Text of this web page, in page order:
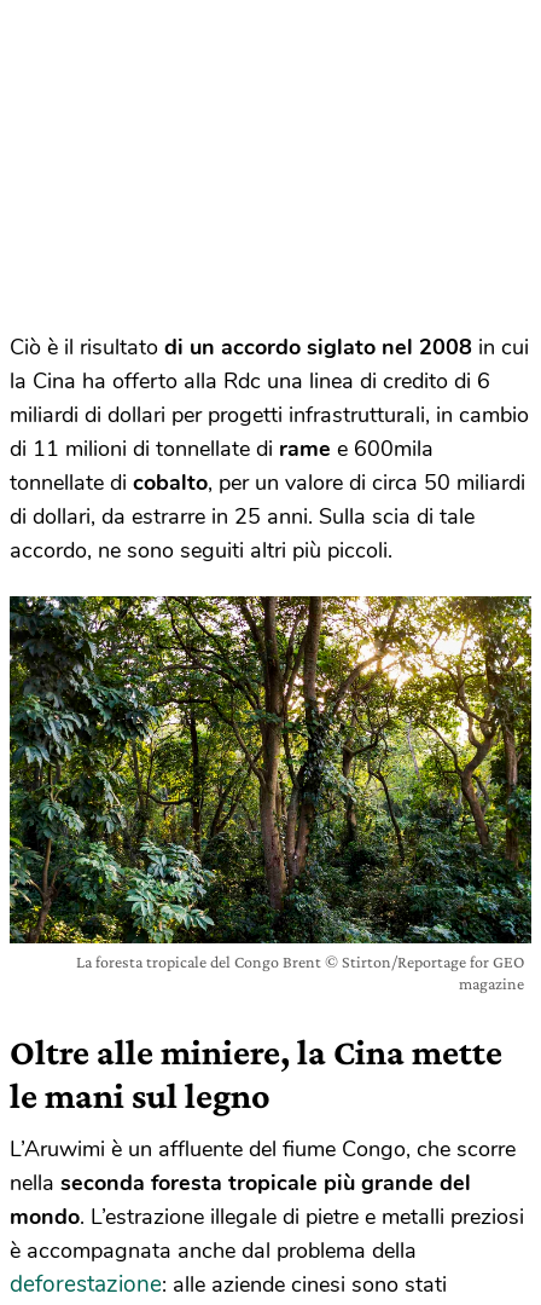
Ciò è il risultato di un accordo siglato nel 2008 in cui
la Cina ha offerto alla Rdc una linea di credito di 6
miliardi di dollari per progetti infrastrutturali, in cambio
di 11 milioni di tonnellate di rame e 600mila
tonnellate di cobalto, per un valore di circa 50 miliardi
di dollari, da estrarre in 25 anni. Sulla scia di tale
accordo, ne sono seguiti altri più piccoli.
La foresta tropicale del Congo Brent © Stirton/Reportage for GEO
magazine
Oltre alle miniere, la Cina mette
le mani sul legno
L’Aruwimi è un affluente del fiume Congo, che scorre
nella seconda foresta tropicale più grande del
mondo. L’estrazione illegale di pietre e metalli preziosi
è accompagnata anche dal problema della
deforestazione: alle aziende cinesi sono stati